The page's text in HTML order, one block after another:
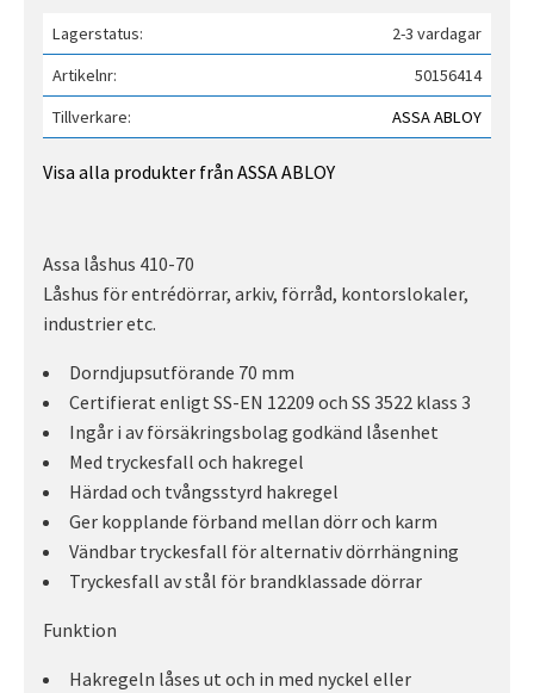
Lagerstatus
2-3 vardagar
Artikelnr
50156414
Tillverkare
ASSA ABLOY
Visa alla produkter från ASSA ABLOY
Assa låshus 410-70
Låshus för entrédörrar, arkiv, förråd, kontorslokaler,
industrier etc.
Dorndjupsutförande 70 mm
Certifierat enligt SS-EN 12209 och SS 3522 klass 3
Ingår i av försäkringsbolag godkänd låsenhet
Med tryckesfall och hakregel
Härdad och tvångsstyrd hakregel
Ger kopplande förband mellan dörr och karm
Vändbar tryckesfall för alternativ dörrhängning
Tryckesfall av stål för brandklassade dörrar
Funktion
Hakregeln låses ut och in med nyckel eller